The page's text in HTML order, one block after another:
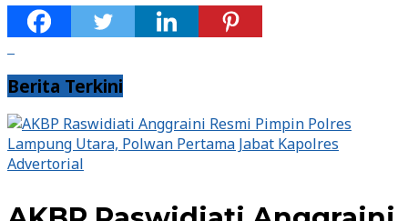
Berita Terkini
Advertorial